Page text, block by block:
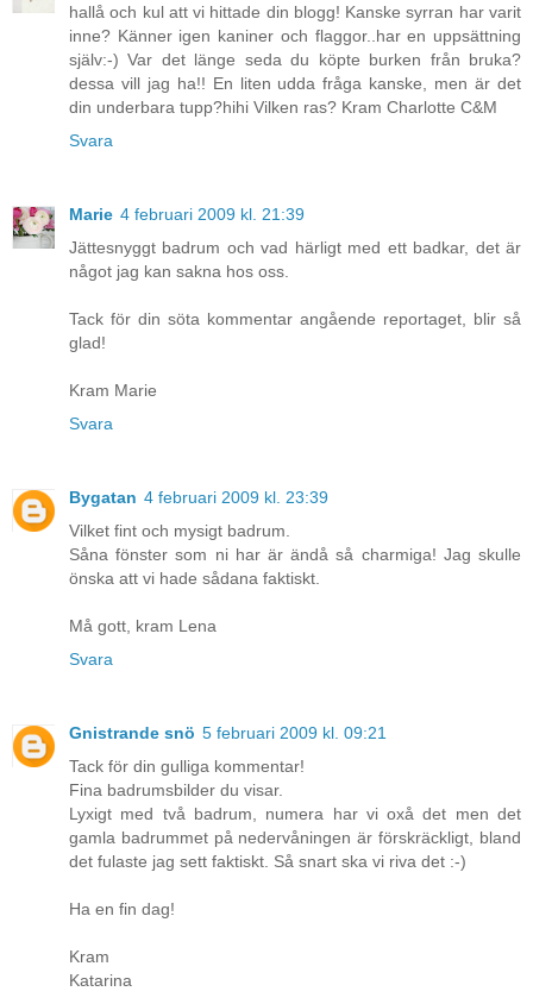
hallå och kul att vi hittade din blogg! Kanske syrran har varit
inne? Känner igen kaniner och flaggor..har en uppsättning
själv:-) Var det länge seda du köpte burken från bruka?
dessa vill jag ha!! En liten udda fråga kanske, men är det
din underbara tupp?hihi Vilken ras? Kram Charlotte C&M
Svara
Marie 4 februari 2009 kl. 21:39
Jättesnyggt badrum och vad härligt med ett badkar, det är
något jag kan sakna hos oss.
Tack för din söta kommentar angående reportaget, blir så
glad!
Kram Marie
Svara
Bygatan 4 februari 2009 kl. 23:39
Vilket fint och mysigt badrum.
Såna fönster som ni har är ändå så charmiga! Jag skulle
önska att vi hade sådana faktiskt.
Må gott, kram Lena
Svara
Gnistrande snö 5 februari 2009 kl. 09:21
Tack för din gulliga kommentar!
Fina badrumsbilder du visar.
Lyxigt med två badrum, numera har vi oxå det men det
gamla badrummet på nedervåningen är förskräckligt, bland
det fulaste jag sett faktiskt. Så snart ska vi riva det :-)
Ha en fin dag!
Kram
Katarina